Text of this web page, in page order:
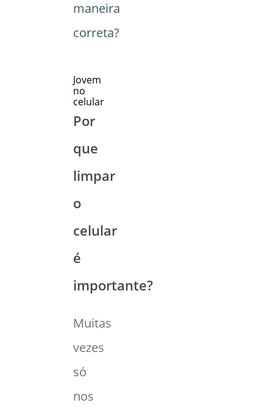
maneira
correta?
Jovem
no
celular
Por
que
limpar
o
celular
é
importante?
Muitas
vezes
só
nos